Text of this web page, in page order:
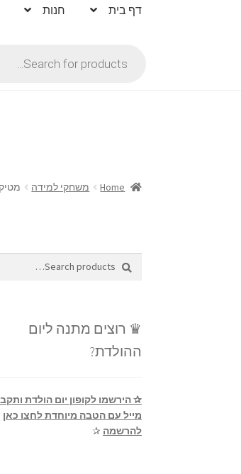
דף בית חנות
search
Home משחקי למידה
Search
for:
Search
♛ רוצים מתנה ליום
ההולדת?
✰ הירשמו לקופון יום הולדת
מייל עם הטבה מיוחדת לחצו כאן
להרשמה ✰